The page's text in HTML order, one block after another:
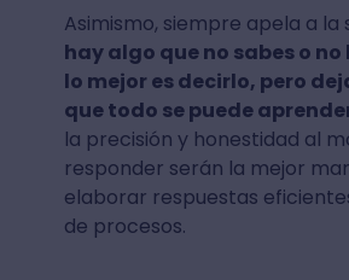
Asimismo, siempre apela a la
hay algo que no sabes o no
lo mejor es decirlo, pero
que todo se puede
la precisión y honestidad al
responder serán la mejor
elaborar respuestas
de procesos.